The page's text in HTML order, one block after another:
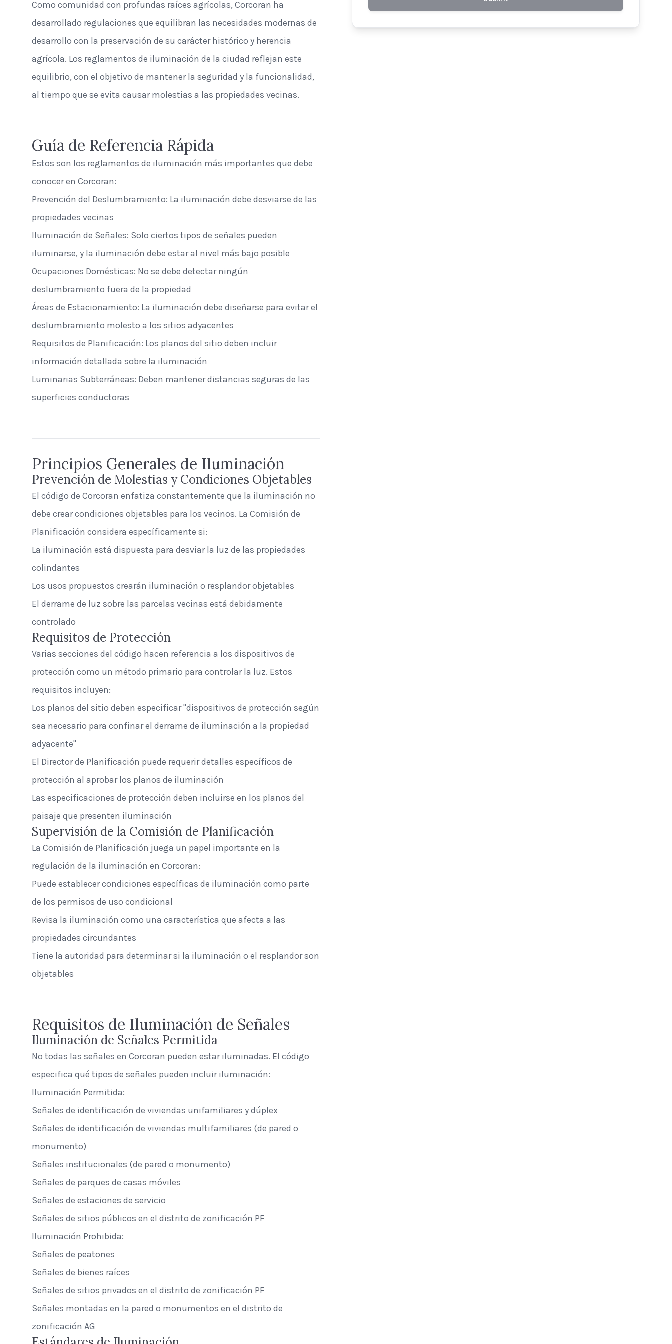
Como comunidad con profundas raíces agrícolas, Corcoran ha
desarrollado regulaciones que equilibran las necesidades modernas de
desarrollo con la preservación de su carácter histórico y herencia
agrícola. Los reglamentos de iluminación de la ciudad reflejan este
equilibrio, con el objetivo de mantener la seguridad y la funcionalidad,
al tiempo que se evita causar molestias a las propiedades vecinas.
Guía de Referencia Rápida
Estos son los reglamentos de iluminación más importantes que debe
conocer en Corcoran:
Prevención del Deslumbramiento: La iluminación debe desviarse de las
propiedades vecinas
Iluminación de Señales: Solo ciertos tipos de señales pueden
iluminarse, y la iluminación debe estar al nivel más bajo posible
Ocupaciones Domésticas: No se debe detectar ningún
deslumbramiento fuera de la propiedad
Áreas de Estacionamiento: La iluminación debe diseñarse para evitar el
deslumbramiento molesto a los sitios adyacentes
Requisitos de Planificación: Los planos del sitio deben incluir
información detallada sobre la iluminación
Luminarias Subterráneas: Deben mantener distancias seguras de las
superficies conductoras
St. Clair Lofts
Dayton, Ohio
Principios Generales de Iluminación
Prevención de Molestias y Condiciones Objetables
El código de Corcoran enfatiza constantemente que la iluminación no
debe crear condiciones objetables para los vecinos. La Comisión de
Planificación considera específicamente si:
La iluminación está dispuesta para desviar la luz de las propiedades
colindantes
Los usos propuestos crearán iluminación o resplandor objetables
El derrame de luz sobre las parcelas vecinas está debidamente
controlado
Requisitos de Protección
Varias secciones del código hacen referencia a los dispositivos de
protección como un método primario para controlar la luz. Estos
requisitos incluyen:
Los planos del sitio deben especificar "dispositivos de protección según
sea necesario para confinar el derrame de iluminación a la propiedad
adyacente"
El Director de Planificación puede requerir detalles específicos de
protección al aprobar los planos de iluminación
Las especificaciones de protección deben incluirse en los planos del
paisaje que presenten iluminación
Supervisión de la Comisión de Planificación
La Comisión de Planificación juega un papel importante en la
regulación de la iluminación en Corcoran:
Puede establecer condiciones específicas de iluminación como parte
de los permisos de uso condicional
Revisa la iluminación como una característica que afecta a las
propiedades circundantes
Tiene la autoridad para determinar si la iluminación o el resplandor son
objetables
Requisitos de Iluminación de Señales
Iluminación de Señales Permitida
No todas las señales en Corcoran pueden estar iluminadas. El código
especifica qué tipos de señales pueden incluir iluminación:
Iluminación Permitida:
Señales de identificación de viviendas unifamiliares y dúplex
Señales de identificación de viviendas multifamiliares (de pared o
monumento)
Señales institucionales (de pared o monumento)
Señales de parques de casas móviles
Señales de estaciones de servicio
Señales de sitios públicos en el distrito de zonificación PF
Iluminación Prohibida:
Señales de peatones
Señales de bienes raíces
Señales de sitios privados en el distrito de zonificación PF
Señales montadas en la pared o monumentos en el distrito de
zonificación AG